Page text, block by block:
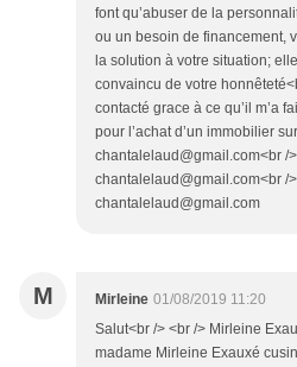
font qu’abuser de la
ou un besoin de financement,
la solution à votre situation;
convaincu de votre
contacté grace à ce qu’il m’a
pour l’achat d’un immobilier
chantalelaud@gmail.com<br /
chantalelaud@gmail.com<br /
chantalelaud@gmail.com
M Mirleine 01/08/2019 11:20
Salut<br /> <br /> Mirleine
madame Mirleine Exauxé